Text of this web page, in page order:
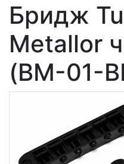
Бридж
Metallor
(BM-01-